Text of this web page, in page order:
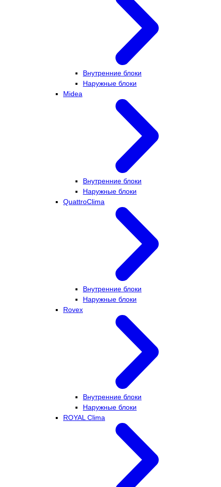
Внутренние блоки
Наружные блоки
Midea
Внутренние блоки
Наружные блоки
QuattroClima
Внутренние блоки
Наружные блоки
Rovex
Внутренние блоки
Наружные блоки
ROYAL Clima